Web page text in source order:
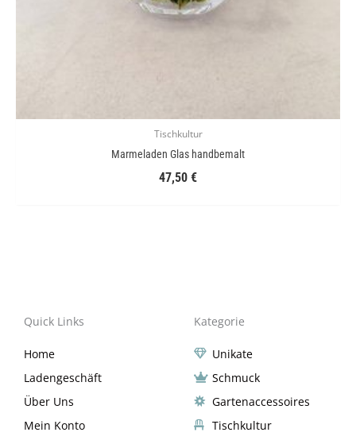
Tischkultur
Marmeladen Glas handbemalt
47,50 €
Quick Links
Home
Ladengeschäft
Über Uns
Mein Konto
Kategorie
Unikate
Schmuck
Gartenaccessoires
Tischkultur